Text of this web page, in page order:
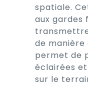
spatiale.
aux gardes
de manière
permet de
éclairées
sur le